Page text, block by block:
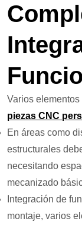
Varios
piezas CNC
En áreas como
estructurales
necesitando
mecanizado
Integración de
montaje, varios